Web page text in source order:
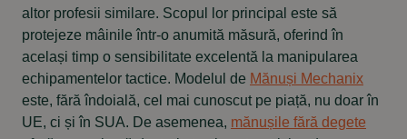
altor profesii similare. Scopul lor principal este să
protejeze mâinile într-o anumită măsură, oferind în
același timp o sensibilitate excelentă la manipularea
echipamentelor tactice. Modelul de Mănuși Mechanix
este, fără îndoială, cel mai cunoscut pe piață, nu doar în
UE, ci și în SUA. De asemenea, mănușile fără degete